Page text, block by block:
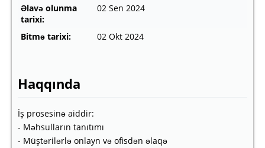
Əlavə olunma
tarixi:
02 Sen 2024
Bitmə tarixi: 02 Okt 2024
Haqqında
İş prosesinə aiddir:
- Məhsulların tanıtımı
- Müştərilərlə onlayn və ofisdən əlaqə